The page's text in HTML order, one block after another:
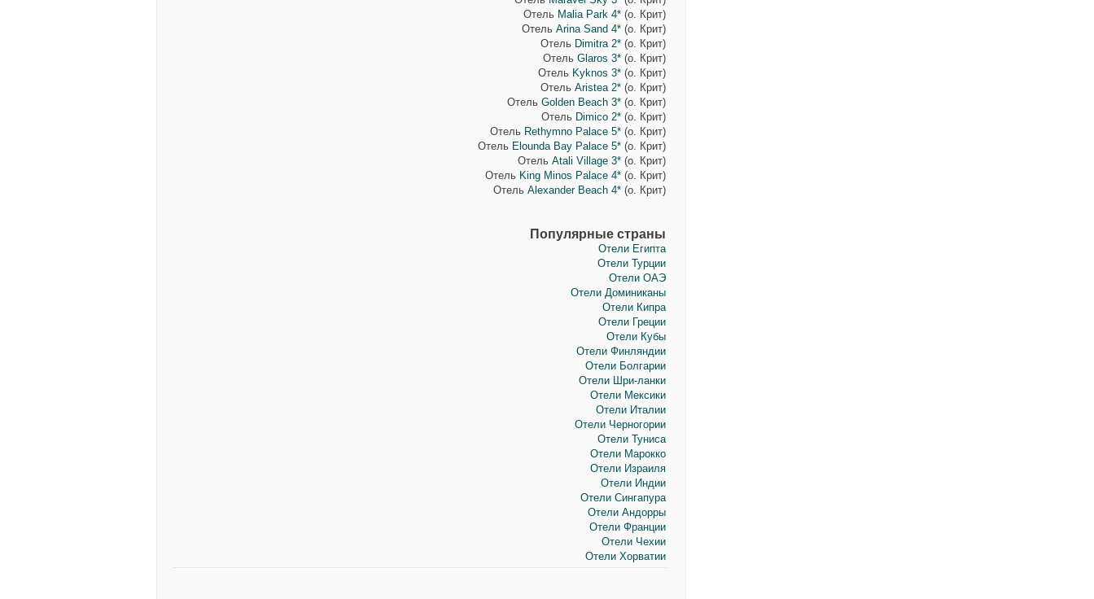
Отель Malia Park 4*(о. Крит)
Отель Arina Sand 4*(о. Крит)
Отель Dimitra 2*(о. Крит)
Отель Glaros 3*(о. Крит)
Отель Kyknos 3*(о. Крит)
Отель Aristea 2*(о. Крит)
Отель Golden Beach 3*(о. Крит)
Отель Dimico 2*(о. Крит)
Отель Rethymno Palace 5*(о. Крит)
Отель Elounda Bay Palace 5*(о. Крит)
Отель Atali Village 3*(о. Крит)
Отель King Minos Palace 4*(о. Крит)
Отель Alexander Beach 4*(о. Крит)
Популярные страны
Отели Египта
Отели Турции
Отели ОАЭ
Отели Доминиканы
Отели Кипра
Отели Греции
Отели Кубы
Отели Финляндии
Отели Болгарии
Отели Шри-ланки
Отели Мексики
Отели Италии
Отели Черногории
Отели Туниса
Отели Марокко
Отели Израиля
Отели Индии
Отели Сингапура
Отели Андорры
Отели Франции
Отели Чехии
Отели Хорватии